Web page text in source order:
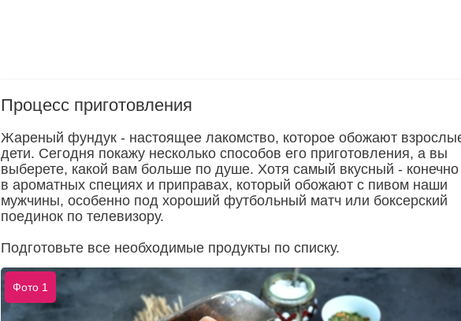
Процесс приготовления
Жареный фундук - настоящее лакомство, которое обожают
дети. Сегодня покажу несколько способов его приготовления, а вы
выберете, какой вам больше по душе. Хотя самый вкусный -
в ароматных специях и приправах, который обожают с пивом наши
мужчины, особенно под хороший футбольный матч или боксерский
поединок по телевизору.
Подготовьте все необходимые продукты по списку.
Фото 1